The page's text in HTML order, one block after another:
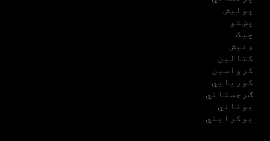
پولیش
پښتو
چیک
ډنیش
کتالین
کرواسین
کوریایي
ګرجستاني
یوناني
یوکرایني